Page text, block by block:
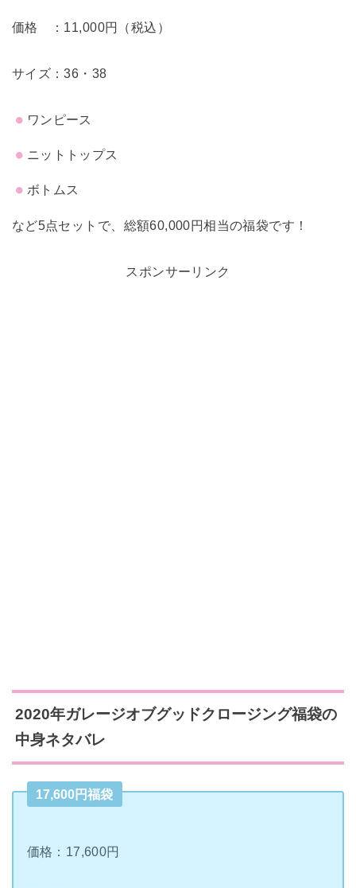
価格 ：11,000円（税込）
サイズ：36・38
ワンピース
ニットトップス
ボトムス
など5点セットで、総額60,000円相当の福袋です！
スポンサーリンク
2020年ガレージオブグッドクロージング福袋の
中身ネタバレ
17,600円福袋
価格：17,600円